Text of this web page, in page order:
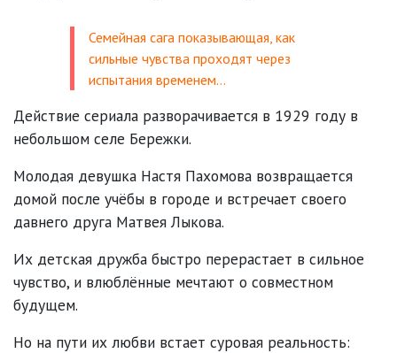
Семейная сага показывающая, как
сильные чувства проходят через
испытания временем…
Действие сериала разворачивается в 1929 году в
небольшом селе Бережки.
Молодая девушка Настя Пахомова возвращается
домой после учёбы в городе и встречает своего
давнего друга Матвея Лыкова.
Их детская дружба быстро перерастает в сильное
чувство, и влюблённые мечтают о совместном
будущем.
Но на пути их любви встает суровая реальность: